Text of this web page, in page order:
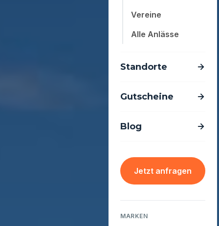
Vereine
Alle Anlässe
Standorte
Gutscheine
Blog
Jetzt anfragen
MARKEN